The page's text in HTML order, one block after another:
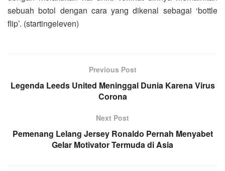
sebuah botol dengan cara yang dikenal sebagai ‘bottle
flip’. (startingeleven)
Previous Post
Legenda Leeds United Meninggal Dunia Karena Virus
Corona
Next Post
Pemenang Lelang Jersey Ronaldo Pernah Menyabet
Gelar Motivator Termuda di Asia